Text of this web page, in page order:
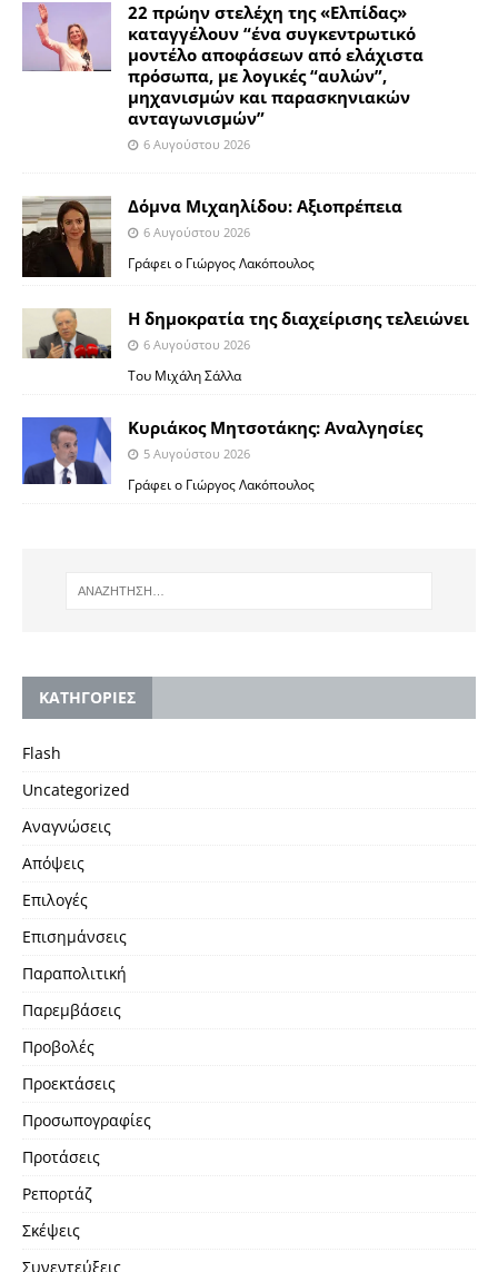
22 πρώην στελέχη της «Ελπίδας»
καταγγέλουν “ένα συγκεντρωτικό
μοντέλο αποφάσεων από ελάχιστα
πρόσωπα, με λογικές “αυλών”,
μηχανισμών και παρασκηνιακών
ανταγωνισμών”
6 Αυγούστου 2026
Δόμνα Μιχαηλίδου: Αξιοπρέπεια
6 Αυγούστου 2026
Γράφει ο Γιώργος Λακόπουλος
Η δημοκρατία της διαχείρισης τελειώνει
6 Αυγούστου 2026
Του Μιχάλη Σάλλα
Κυριάκος Μητσοτάκης: Αναλγησίες
5 Αυγούστου 2026
Γράφει ο Γιώργος Λακόπουλος
KΑΤΗΓΟΡΙΕΣ
Flash
Uncategorized
Αναγνώσεις
Απόψεις
Επιλογές
Επισημάνσεις
Παραπολιτική
Παρεμβάσεις
Προβολές
Προεκτάσεις
Προσωπογραφίες
Προτάσεις
Ρεπορτάζ
Σκέψεις
Συνεντεύξεις